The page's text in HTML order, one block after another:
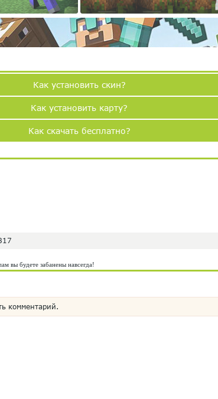
Как установить скин?
Как установить карту?
Как скачать бесплатно?
вы будете забанены навсегда!
комментарий.